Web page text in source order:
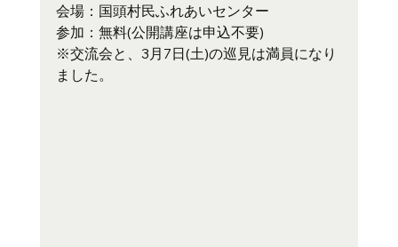
会場：国頭村民ふれあいセンター
参加：無料(公開講座は申込不要)
※交流会と、3月7日(土)の巡見は満員になり
ました。